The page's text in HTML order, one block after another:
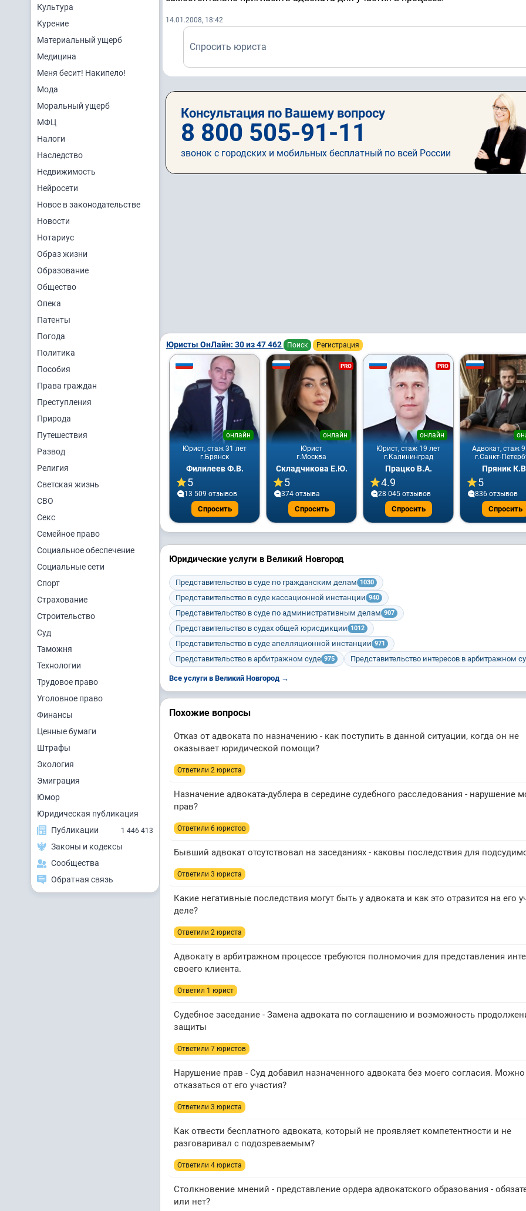
Культура
Курение
Материальный ущерб
Медицина
Меня бесит! Накипело!
Мода
Моральный ущерб
МФЦ
Налоги
Наследство
Недвижимость
Нейросети
Новое в законодательстве
Новости
Нотариус
Образ жизни
Образование
Общество
Опека
Патенты
Погода
Политика
Пособия
Права граждан
Преступления
Природа
Путешествия
Развод
Религия
Светская жизнь
СВО
Секс
Семейное право
Социальное обеспечение
Социальные сети
Спорт
Страхование
Строительство
Суд
Таможня
Технологии
Трудовое право
Уголовное право
Финансы
Ценные бумаги
Штрафы
Экология
Эмиграция
Юмор
Юридическая публикация
Публикации
1 446 413
Законы и кодексы
Сообщества
Обратная связь
14.01.2008, 18:42
Спросить юриста
Консультация по Вашему вопросу
8 800 505-91-11
звонок с городских и мобильных бесплатный по всей России
Юристы ОнЛайн: 30 из 47 462 Поиск Регистрация
Юрист, стаж 31 лет
онлайн
г.Брянск
Филилеев Ф.В.
5
13 509 отзывов
Спросить
PRO
Юрист
онлайн
г.Москва
Складчикова Е.Ю.
5
374 отзывa
Спросить
PRO
Юрист, стаж 19 лет
онлайн
г.Калининград
Працко В.А.
4.9
28 045 отзывов
Спросить
Адвокат, стаж
г.Санкт-
Пряник
5
836 отзывов
Спросить
Юридические услуги в Великий Новгород
Представительство в суде по гражданским делам 1030
Представительство в суде кассационной инстанции 940
Представительство в суде по административным делам 907
Представительство в судах общей юрисдикции 1012
Представительство в суде апелляционной инстанции 971
Представительство в арбитражном суде 975 Представительство интересов в арбитражном
Все услуги в Великий Новгород →
Похожие вопросы
Отказ от адвоката по назначению - как поступить в данной ситуации, когда он не
оказывает юридической помощи?
Ответили 2 юристa
Назначение адвоката-дублера в середине судебного расследования - нарушение
прав?
Ответили 6 юристов
Бывший адвокат отсутствовал на заседаниях - каковы последствия для
Ответили 3 юристa
Какие негативные последствия могут быть у адвоката и как это отразится на его
деле?
Ответили 2 юристa
Адвокату в арбитражном процессе требуются полномочия для представления
своего клиента.
Ответил 1 юрист
Судебное заседание - Замена адвоката по соглашению и возможность
защиты
Ответили 7 юристов
Нарушение прав - Суд добавил назначенного адвоката без моего согласия.
отказаться от его участия?
Ответили 3 юристa
Как отвести бесплатного адвоката, который не проявляет компетентности и не
разговаривал с подозреваемым?
Ответили 4 юристa
Столкновение мнений - представление ордера адвокатского образования -
или нет?